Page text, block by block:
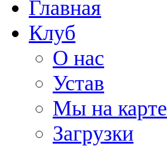
Главная
Клуб
О нас
Устав
Мы на карте
Загрузки